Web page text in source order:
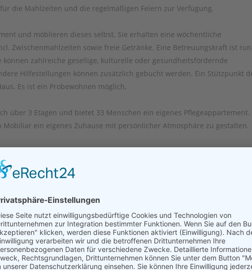
die Mahlzeiten und die regelmäßigen Feiern zur Verfügung.
und möblieren dieses selbst. Sie erhalten eine wöchentliche
Zwischenmahlzeiten sowie freie Getränke. Eine Betreuungskraft ist
zahlreiche gesellige, kulturelle oder gesundheitsfördernde
Hilfestellungen können zusätzlich gebucht werden. Ein Stützpunkt
Es ist ein Probewohnen möglich.
über 3 Etagen und bietet 33 Menschen ein eigenes Pflegeappartement.
ein eigenes Zuhause mit persönlicher Atmosphäre zu gestalten.
in Gesellschaft eingenommen werden.
die Bewohner umfassend und individuell gepflegt, betreut und
und Behandlungspflege, die Organisation verordneter
alle Mahlzeiten und Getränke, tägliche Reinigung des Zimmers,
Kurzzeit- und Verhinderungspflege angeboten.